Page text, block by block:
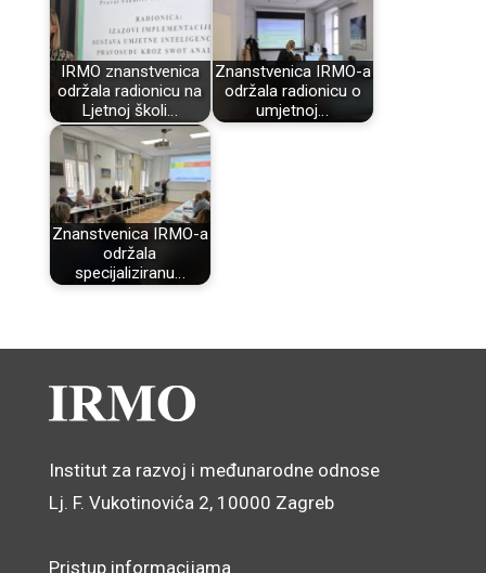
IRMO znanstvenica
održala radionicu na
Ljetnoj školi…
Znanstvenica IRMO-a
održala radionicu o
umjetnoj…
Znanstvenica IRMO-a
održala
specijaliziranu…
Institut za razvoj i međunarodne odnose
Lj. F. Vukotinovića 2, 10000 Zagreb
Pristup informacijama